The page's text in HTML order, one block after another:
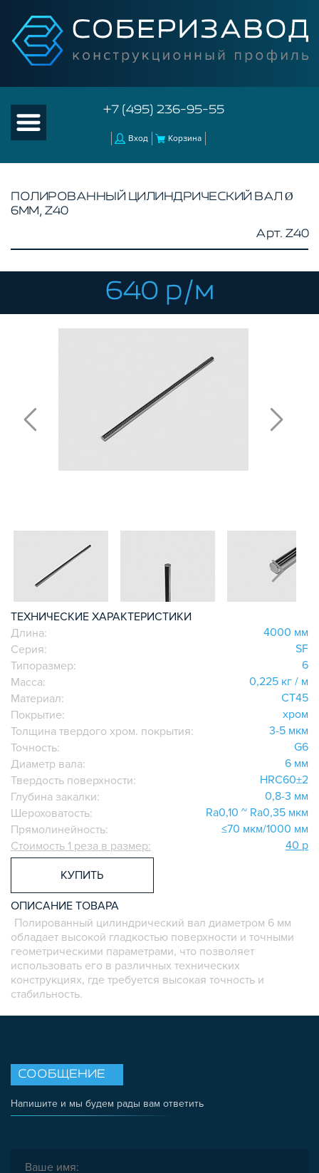
+7 (495) 236-95-55
Вход Корзина
КОНСТРУКЦИОННЫЙ ПРОФИЛЬ
КОМПЛЕКТУЮЩИЕ К ЧПУ
КОНСТРУКЦИОННЫЙ ПРОФИЛЬ ДЛЯ
ПРОФИЛЬНЫЕ НАПРАВЛЯЮЩИЕ
ПОЛИРОВАННЫЕ ВАЛЫ И ДЕРЖАТЕЛИ
ЛИНЕЙНЫЕ ПОДШИПНИКИ И МОДУЛИ
КАБЕЛЬ-КАНАЛЫ СТАНОЧНЫЕ ГИБКИЕ
МУФТЫ СОЕДИНИТЕЛЬНЫЕ
ЦАНГИ И ФРЕЗЫ
АКСЕССУАРЫ ДЛЯ V-ПАЗА
СОЕДИНИТЕЛЬНЫЕ ПЛАСТИНЫ
СУХАРИ ПАЗОВЫЕ
УГЛОВЫЕ СОЕДИНИТЕЛИ
СИСТЕМА ТРУБНАЯ МОДУЛЬНАЯ
СИСТЕМА ТРУБНАЯ КОНСТРУКЦИОННАЯ
ВНУТРЕННИЕ УГЛОВЫЕ СОЕДИНИТЕЛИ
2-Х И 3-Х СТОРОННИЕ СОЕДИНИТЕЛИ
АДДИТИВНЫЕ ТОВАРЫ
АЛЮМИНИЕВЫЕ СИСТЕМЫ ОГРАЖДЕНИЙ
ОБЩЕСТРОИТЕЛЬНЫЙ ПРОФИЛЬ
ПОДШИПНИКИ
ЛИНЕЙНЫЕ СОЕДИНИТЕЛИ
ДОПОЛНИТЕЛЬНАЯ ОБРАБОТКА
ПАРАЛЛЕЛЬНЫЕ СОЕДИНИТЕЛИ
ПРОМЫШЛЕННАЯ МЕБЕЛЬ
БЫСТРЫЕ СОЕДИНИТЕЛИ
ВИНТОВЫЕ СОЕДИНИТЕЛИ И ВТУЛКИ
ШАРНИРНЫЕ И ПОДВИЖНЫЕ СОЕДИНИТЕЛИ
ЗАГЛУШКИ
НАБОРЫ
ПАНЕЛЕЙ, ЛИСТА, СЕТКИ
ОПОРЫ, ПОДВЕСЫ
КОМПОНЕНТЫ ДЛЯ КОНВЕЙЕРОВ
МЕТРИЧЕСКИЙ КРЕПЕЖ
ПОЛИРОВАННЫЙ ЦИЛИНДРИЧЕСКИЙ ВАЛ Ø
6ММ, Z40
Арт. Z40
640 р/м
ТЕХНИЧЕСКИЕ ХАРАКТЕРИСТИКИ
Длина:
4000 мм
Серия:
SF
Типоразмер:
6
Масса:
0,225 кг / м
Материал:
СТ45
Покрытие:
хром
Толщина твердого хром. покрытия:
3-5 мкм
Точность:
G6
Диаметр вала:
6 мм
Твердость поверхности:
HRC60±2
Глубина закалки:
0,8-3 мм
Шероховатость:
Ra0,10 ~ Ra0,35 мкм
Прямолинейность:
≤70 мкм/1000 мм
Стоимость 1 реза в размер:
40 р
КУПИТЬ
ОПИСАНИЕ ТОВАРА
Полированный цилиндрический вал диаметром 6 мм
обладает высокой гладкостью поверхности и точными
геометрическими параметрами, что позволяет
использовать его в различных технических
конструкциях, где требуется высокая точность и
стабильность.
СООБЩЕНИЕ
Напишите и мы будем рады вам ответить